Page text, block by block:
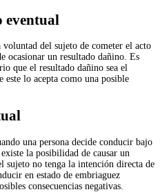
eventual
del sujeto de cometer el acto
ocasionar un resultado dañino. Es
que el resultado dañino sea el
lo acepta como una posible
una persona decide conducir bajo
la posibilidad de causar un
sujeto no tenga la intención directa de
en estado de embriaguez
consecuencias negativas.